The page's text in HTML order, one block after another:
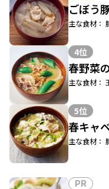
ごぼう
主な食材：
4位
春野菜
主な食材：
5位
春キャ
主な食材：
PR